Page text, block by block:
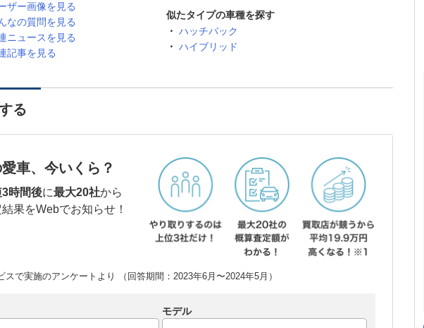
ザー画像を見る
なの質問を見る
ニュースを見る
記事を見る
似たタイプの車種を探す
ハッチバック
ハイブリッド
る
車、今いくら？
時間後に最大20社から
果をWebでお知らせ！
で実施のアンケートより （回答期間：2023年6月〜2024年5月）
モデル